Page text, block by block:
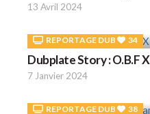
13 Avril 2024
REPORTAGE DUB 34
Dubplate Story : O.B.F
7 Janvier 2024
REPORTAGE DUB 38